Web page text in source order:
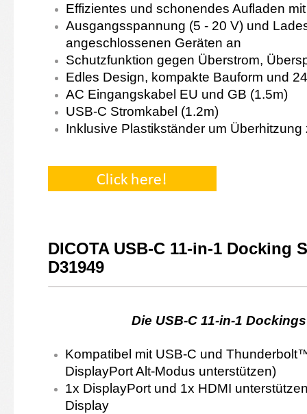
Effizientes und schonendes Aufladen
Ausgangsspannung (5 - 20 V) und
angeschlossenen Geräten an
Schutzfunktion gegen Überstrom,
Edles Design, kompakte Bauform und
AC Eingangskabel EU und GB (1.5m)
USB-C Stromkabel (1.2m)
Inklusive Plastikständer um Überhitzung
DICOTA USB-C 11-in-1 Docking
D31949
Die USB-C 11-in-1
Kompatibel mit USB-C und
DisplayPort Alt-Modus unterstützen)
1x DisplayPort und 1x HDMI
Display